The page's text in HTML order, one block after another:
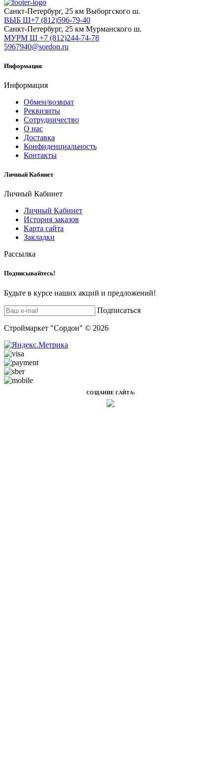
Cанкт-Петербург, 25 км Выборгского ш.
ВЫБ Ш+7 (812)596-79-40
Cанкт-Петербург, 25 км Мурманского ш.
МУРМ Ш +7 (812)244-74-78
5967940@sordon.ru
Информация
Информация
Обмен/возврат
Реквизиты
Сотрудничество
О нас
Доставка
Конфиденциальность
Контакты
Личный Кабинет
Личный Кабинет
Личный Кабинет
История заказов
Карта сайта
Закладки
Рассылка
Подписывайтесь!
Будьте в курсе наших акций и предложений!
Подписаться
Строймаркет "Сордон" © 2026
СОЗДАНИЕ САЙТА: